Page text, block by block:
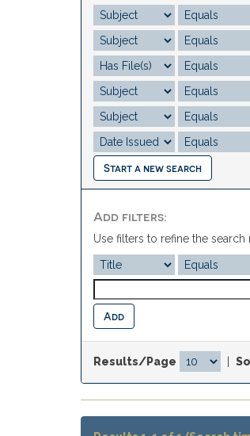
Start a new search
Add filters:
Use filters to refine the search
Results/Page